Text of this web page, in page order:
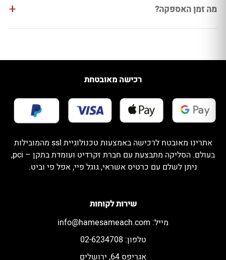
מה זמן האספקה?
שירות לקוחות
מייל: info@hamesameach.com
טלפון: 02-6234708
אגריפס 64, ירושלים
רכישה מאובטחת
אתרינו מאובטח לרכישה באמצעות טכנולוגיית ssl מהמובילות
בעולם. הסליקה מתבצעת עם חברת זקרדיט ועומדת בתקן – pci,
ניתן לשלם עם כרטיס אשראי, גוגל פיי, אפל פי וביט.